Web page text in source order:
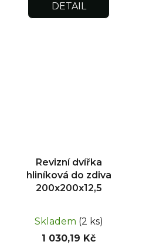
DETAIL
Revizní dvířka
hliníková do zdiva
200x200x12,5
Skladem (2 ks)
1 030,19 Kč